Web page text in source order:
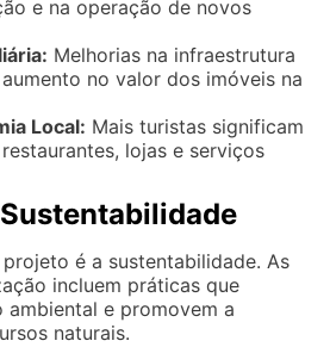
e na operação de novos
Melhorias na infraestrutura
no valor dos imóveis na
Local: Mais turistas significam
lojas e serviços
é a sustentabilidade. As
incluem práticas que
e promovem a
naturais.